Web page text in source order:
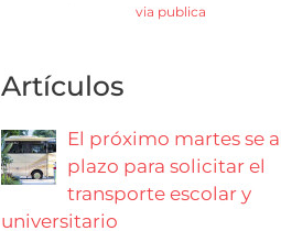
via publica
Artículos
El próximo martes se
plazo para solicitar el
transporte escolar y
universitario